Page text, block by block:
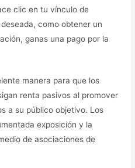
clic en tu vínculo de
como obtener un
ganas una pago por la
manera para que los
renta pasivos al promover
a su público objetivo. Los
exposición y la
de asociaciones de